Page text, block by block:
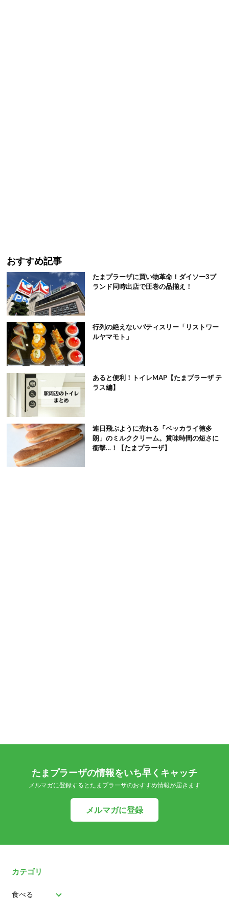
おすすめ記事
たまプラーザに買い物革命！ダイソー3ブ
ランド同時出店で圧巻の品揃え！
行列の絶えないパティスリー「リストワー
ルヤマモト」
あると便利！トイレMAP【たまプラーザ テ
ラス編】
連日飛ぶように売れる「ベッカライ徳多
朗」のミルククリーム。賞味時間の短さに
衝撃…！【たまプラーザ】
たまプラーザの情報をいち早くキャッチ
メルマガに登録するとたまプラーザのおすすめ情報が届きます
メルマガに登録
カテゴリ
食べる